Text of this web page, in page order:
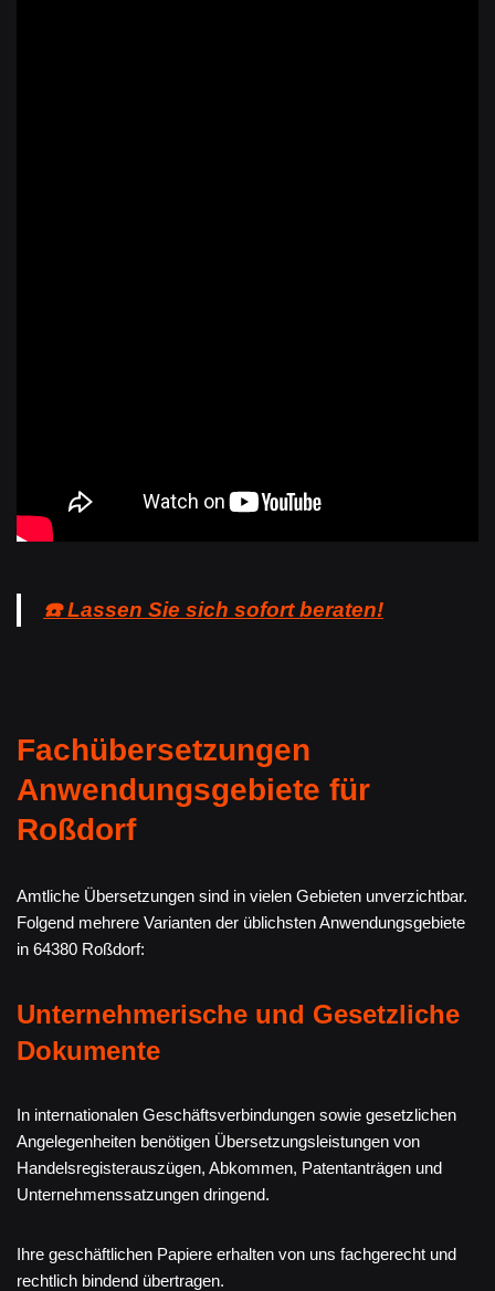
☎️ Lassen Sie sich sofort beraten!
Fachübersetzungen
Anwendungsgebiete für
Roßdorf
Amtliche Übersetzungen sind in vielen Gebieten unverzichtbar.
Folgend mehrere Varianten der üblichsten Anwendungsgebiete
in 64380 Roßdorf:
Unternehmerische und Gesetzliche
Dokumente
In internationalen Geschäftsverbindungen sowie gesetzlichen
Angelegenheiten benötigen Übersetzungsleistungen von
Handelsregisterauszügen, Abkommen, Patentanträgen und
Unternehmenssatzungen dringend.
Ihre geschäftlichen Papiere erhalten von uns fachgerecht und
rechtlich bindend übertragen.